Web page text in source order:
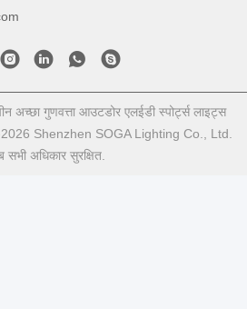
अच्छा गुणवत्ता आउटडोर एलईडी स्पोर्ट्स लाइट्स
2026 Shenzhen SOGA Lighting Co., Ltd.
सभी अधिकार सुरक्षित.